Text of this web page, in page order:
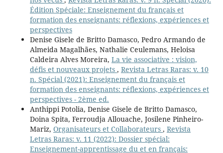
Édition Spéciale: Enseignement du français et
formation des enseignants: réflexions, expériences et
perspectives
Denise Gisele de Britto Damasco, Pedro Armando de
Almeida Magalhães, Nathalie Ceulemans, Heloisa
Caldeira Alves Moreira, La vie associative : vision,
défis et nouveaux projets , Revista Letras Raras: v. 10
n. Spécial (2021): Enseignement du français et
formation des enseignants: réflexions, expériences et
perspectives - 2ème ed.
Anthippi Potolia, Denise Gisele de Britto Damasco,
Doina Spita, Ferroudja Allouache, Josilene Pinheiro-
Mariz, Organisateurs et Collaborateurs , Revista
Letras Raras: v. 11 (2022): Dossier spécial:
Enseignement-apprentissage du et en français: